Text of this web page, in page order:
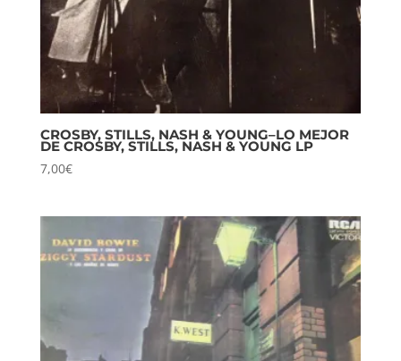
CROSBY, STILLS, NASH & YOUNG–LO MEJOR
DE CROSBY, STILLS, NASH & YOUNG LP
7,00€